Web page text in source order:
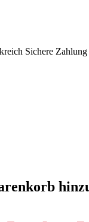
Sichere Zahlung